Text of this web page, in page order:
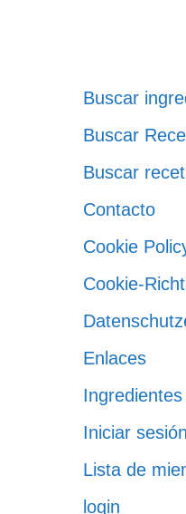
Buscar
Buscar
Buscar
Contacto
Cookie
Cookie-
Enlaces
Ingredientes
Iniciar sesión
Lista de
login